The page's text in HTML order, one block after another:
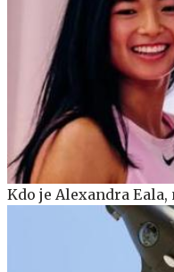
Kdo je Alexandra